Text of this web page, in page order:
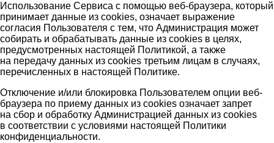
Использование Сервиса с помощью веб-браузера, который
принимает данные из cookies, означает выражение
согласия Пользователя с тем, что Администрация может
собирать и обрабатывать данные из cookies в целях,
предусмотренных настоящей Политикой, а также
на передачу данных из cookies третьим лицам в случаях,
перечисленных в настоящей Политике.
Отключение и/или блокировка Пользователем опции веб-
браузера по приему данных из cookies означает запрет
на сбор и обработку Администрацией данных из cookies
в соответствии с условиями настоящей Политики
конфиденциальности.